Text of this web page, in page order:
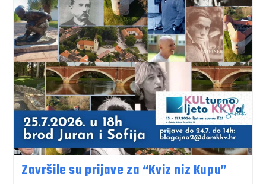
Završile su prijave za “Kviz niz Kupu”